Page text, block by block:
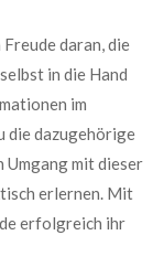
Freudedaran, die
selbst in die Hand
im
die dazugehörige
Umgangmit dieser
erlernen. Mit
erfolgreich ihr